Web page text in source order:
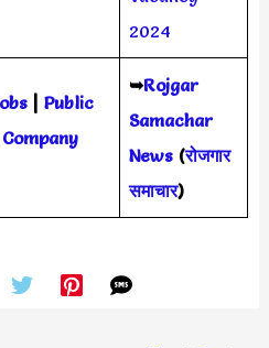
2024
| Public
➥Rojgar
Samachar
News(रोजगार
समाचार)